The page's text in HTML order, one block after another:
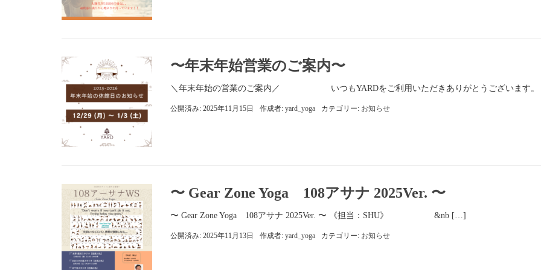
〜年末年始営業のご案内〜
＼年末年始の営業のご案内／ いつもYARDをご利用いただきありがとうございます
公開済み: 2025年11月15日 作成者: yard_yoga カテゴリー: お知らせ
〜 Gear Zone Yoga 108アサナ 2025Ver. 〜
〜 Gear Zone Yoga 108アサナ 2025Ver. 〜 《担当：SHU》 &nb […]
公開済み: 2025年11月13日 作成者: yard_yoga カテゴリー: お知らせ